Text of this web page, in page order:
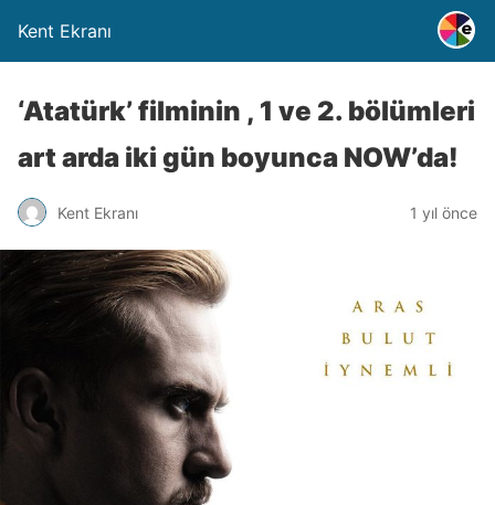
Kent Ekranı
‘Atatürk’ filminin , 1 ve 2. bölümleri
art arda iki gün boyunca NOW’da!
Kent Ekranı 1 yıl önce